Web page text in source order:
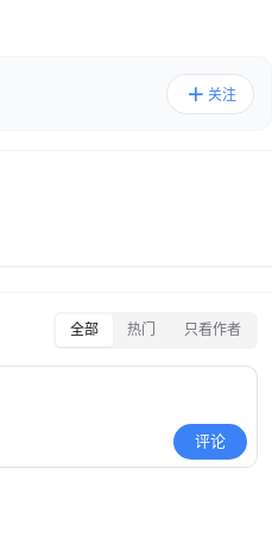
关注
全部 热门 只看作者
评论